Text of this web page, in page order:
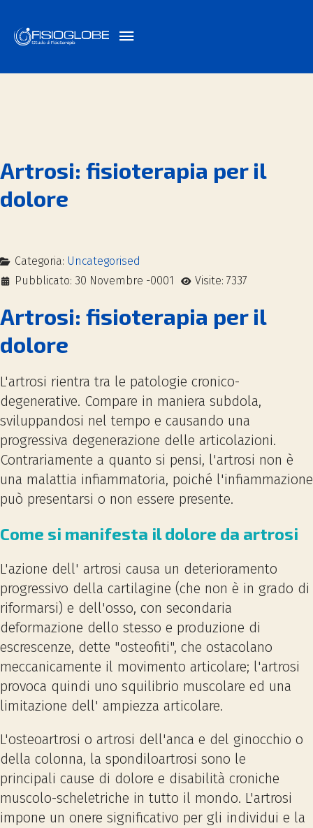
Artrosi: fisioterapia per il
dolore
Categoria: Uncategorised
Pubblicato: 30 Novembre -0001
Visite: 7337
Artrosi: fisioterapia per il
dolore
L'artrosi rientra tra le patologie cronico-
degenerative. Compare in maniera subdola,
sviluppandosi nel tempo e causando una
progressiva degenerazione delle articolazioni.
Contrariamente a quanto si pensi, l'artrosi non è
una malattia infiammatoria, poiché l'infiammazione
può presentarsi o non essere presente.
Come si manifesta il dolore da artrosi
L'azione dell' artrosi causa un deterioramento
progressivo della cartilagine (che non è in grado di
riformarsi) e dell'osso, con secondaria
deformazione dello stesso e produzione di
escrescenze, dette "osteofiti", che ostacolano
meccanicamente il movimento articolare; l'artrosi
provoca quindi uno squilibrio muscolare ed una
limitazione dell' ampiezza articolare.
L'osteoartrosi o artrosi dell'anca e del ginocchio o
della colonna, la spondiloartrosi sono le
principali cause di dolore e disabilità croniche
muscolo-scheletriche in tutto il mondo. L'artrosi
impone un onere significativo per gli individui e la